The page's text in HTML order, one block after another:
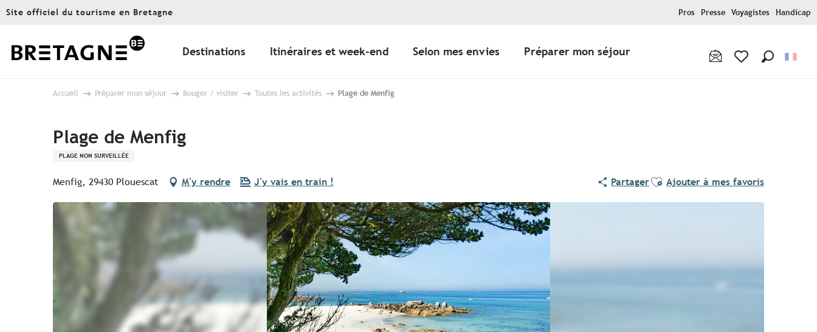
Aller
principal
Site officiel du tourisme en Bretagne Pros Presse Voyagistes Handicap
Destinations Itinéraires et week-end Selon mes envies Préparer mon séjour
Accueil Préparer mon séjour Bouger / visiter Toutes les activités Plage de Menfig
Plage de Menfig
PLAGE NON SURVEILLÉE
Menfig, 29430 Plouescat M'y rendre J'y vais en train ! PartagerAjouter aux favoris
Ajouter à mes favoris